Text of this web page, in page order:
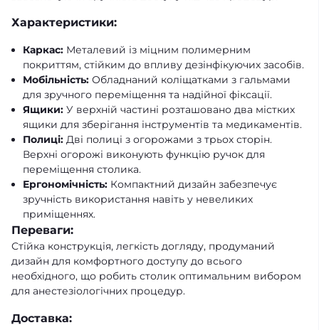
Характеристики:
Каркас: Металевий із міцним полимерним
покриттям, стійким до впливу дезінфікуючих засобів.
Мобільність: Обладнаний коліщатками з гальмами
для зручного переміщення та надійної фіксації.
Ящики: У верхній частині розташовано два містких
ящики для зберігання інструментів та медикаментів.
Полиці: Дві полиці з огорожами з трьох сторін.
Верхні огорожі виконують функцію ручок для
переміщення столика.
Ергономічність: Компактний дизайн забезпечує
зручність використання навіть у невеликих
приміщеннях.
Переваги:
Стійка конструкція, легкість догляду, продуманий
дизайн для комфортного доступу до всього
необхідного, що робить столик оптимальним вибором
для анестезіологічних процедур.
Доставка: